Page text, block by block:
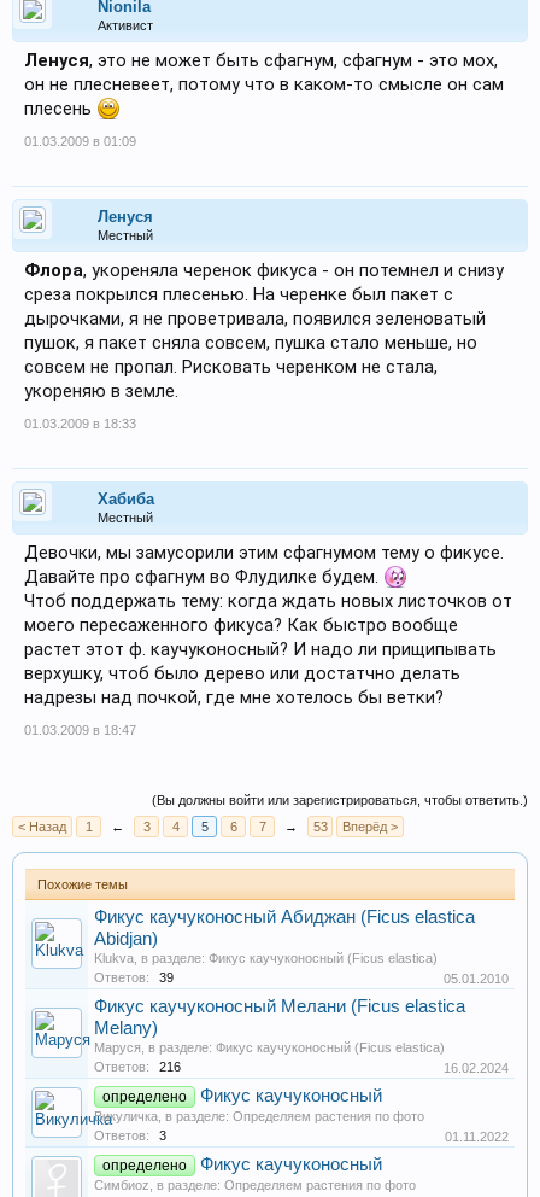
Nionila
Активист
Ленуся, это не может быть сфагнум, сфагнум - это мох,
он не плесневеет, потому что в каком-то смысле он сам
плесень
01.03.2009 в 01:09
Ленуся
Местный
Флора, укореняла черенок фикуса - он потемнел и снизу
среза покрылся плесенью. На черенке был пакет с
дырочками, я не проветривала, появился зеленоватый
пушок, я пакет сняла совсем, пушка стало меньше, но
совсем не пропал. Рисковать черенком не стала,
укореняю в земле.
01.03.2009 в 18:33
Хабиба
Местный
Девочки, мы замусорили этим сфагнумом тему о фикусе.
Давайте про сфагнум во Флудилке будем.
Чтоб поддержать тему: когда ждать новых листочков от
моего пересаженного фикуса? Как быстро вообще
растет этот ф. каучуконосный? И надо ли прищипывать
верхушку, чтоб было дерево или достатчно делать
надрезы над почкой, где мне хотелось бы ветки?
01.03.2009 в 18:47
(Вы должны войти или зарегистрироваться, чтобы ответить.)
< Назад
1 ← 3 4 5 6 7 → 53 Вперёд >
Похожие темы
Фикус каучуконосный Абиджан (Ficus elastica
Abidjan)
Klukva , в разделе: Фикус каучуконосный (Ficus elastica)
Ответов:
39 05.01.2010
Фикус каучуконосный Мелани (Ficus elastica
Melany)
Маруся , в разделе: Фикус каучуконосный (Ficus elastica)
Ответов:
216 16.02.2024
определено Фикус каучуконосный
Викуличка , в разделе: Определяем растения по фото
Ответов:
3 01.11.2022
определено Фикус каучуконосный
Симбиoz , в разделе: Определяем растения по фото